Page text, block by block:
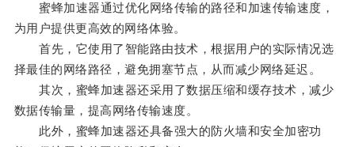
蜜蜂加速器通过优化网络传输的路径和加速传输速度，
为用户提供更高效的网络体验。
首先，它使用了智能路由技术，根据用户的实际情况选
择最佳的网络路径，避免拥塞节点，从而减少网络延迟。
其次，蜜蜂加速器还采用了数据压缩和缓存技术，减少
数据传输量，提高网络传输速度。
此外，蜜蜂加速器还具备强大的防火墙和安全加密功